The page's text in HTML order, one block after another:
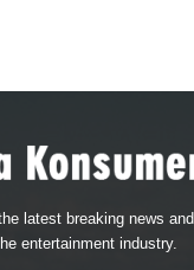
latest breaking news and
entertainment industry.